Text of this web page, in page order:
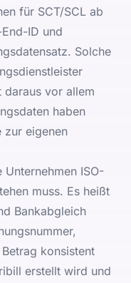
für SCT/SCL ab
ID und
Solche
daraus vor allem
haben
zur eigenen
ISO-
muss. Es heißt
Bankabgleich
konsistent
erstellt wird und